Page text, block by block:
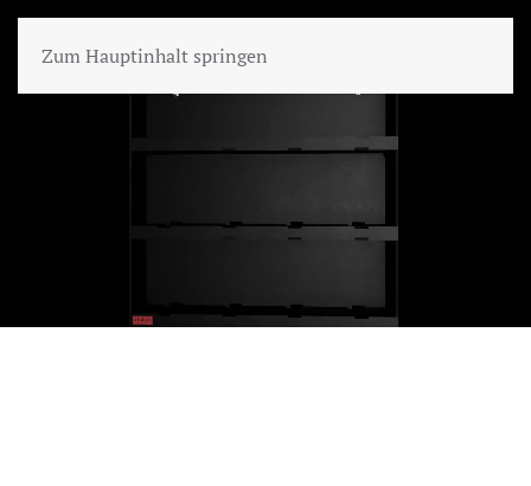
Zum Hauptinhalt springen